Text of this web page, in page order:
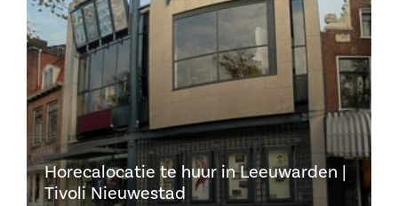
Horecalocatie te huur in Leeuwarden |
Tivoli Nieuwestad